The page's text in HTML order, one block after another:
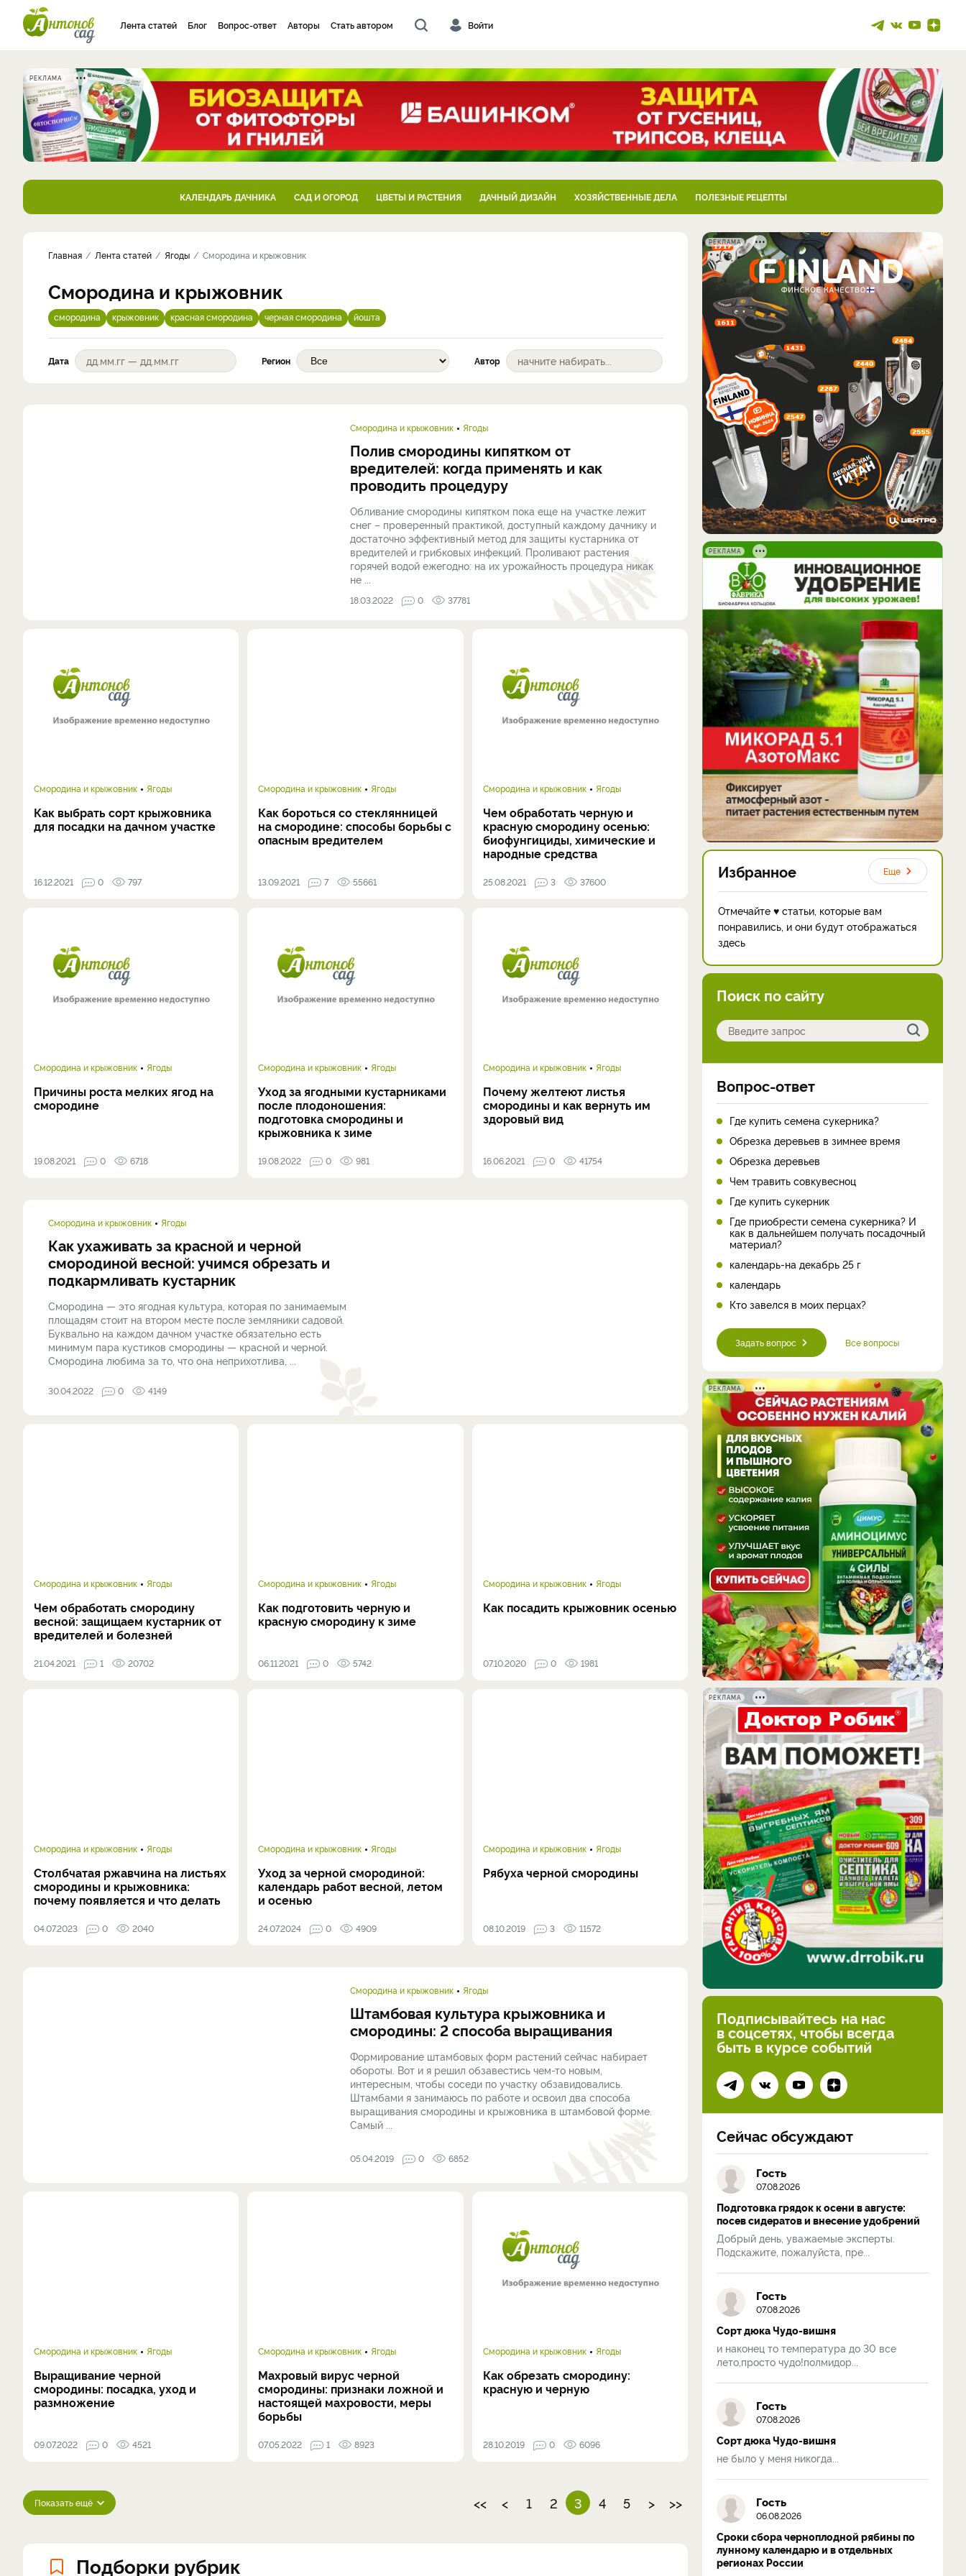
Лента статей Блог Вопрос-ответ Авторы Стать автором Войти
РЕКЛАМА
КАЛЕНДАРЬ ДАЧНИКА САД И ОГОРОД ЦВЕТЫ И РАСТЕНИЯ ДАЧНЫЙ ДИЗАЙН ХОЗЯЙСТВЕННЫЕ ДЕЛА ПОЛЕЗНЫЕ РЕЦЕПТЫ
Главная Лента статей Ягоды Смородина и крыжовник
Смородина и крыжовник
смородина крыжовник красная смородина черная смородина йошта
Дата Регион Автор
Смородина и крыжовник Ягоды
Полив смородины кипятком от
вредителей: когда применять и как
проводить процедуру
Обливание смородины кипятком пока еще на участке лежит
снег – проверенный практикой, доступный каждому дачнику и
достаточно эффективный метод для защиты кустарника от
вредителей и грибковых инфекций. Проливают растения
горячей водой ежегодно: на их урожайность процедура никак
не ...
18.03.2022 0 37781
Смородина и крыжовник Ягоды
Как выбрать сорт крыжовника
для посадки на дачном участке
16.12.2021 0 797
Смородина и крыжовник Ягоды
Как бороться со стеклянницей
на смородине: способы борьбы с
опасным вредителем
13.09.2021 7 55661
Смородина и крыжовник Ягоды
Чем обработать черную и
красную смородину осенью:
биофунгициды, химические и
народные средства
25.08.2021 3 37600
Смородина и крыжовник Ягоды
Причины роста мелких ягод на
смородине
19.08.2021 0 6718
Смородина и крыжовник Ягоды
Уход за ягодными кустарниками
после плодоношения:
подготовка смородины и
крыжовника к зиме
19.08.2022 0 981
Смородина и крыжовник Ягоды
Почему желтеют листья
смородины и как вернуть им
здоровый вид
16.06.2021 0 41754
Смородина и крыжовник Ягоды
Как ухаживать за красной и черной
смородиной весной: учимся обрезать и
подкармливать кустарник
Смородина — это ягодная культура, которая по занимаемым
площадям стоит на втором месте после земляники садовой.
Буквально на каждом дачном участке обязательно есть
минимум пара кустиков смородины — красной и черной.
Смородина любима за то, что она неприхотлива, ...
30.04.2022 0 4149
Смородина и крыжовник Ягоды
Чем обработать смородину
весной: защищаем кустарник от
вредителей и болезней
21.04.2021 1 20702
Смородина и крыжовник Ягоды
Как подготовить черную и
красную смородину к зиме
06.11.2021 0 5742
Смородина и крыжовник Ягоды
Как посадить крыжовник осенью
07.10.2020 0 1981
Смородина и крыжовник Ягоды
Столбчатая ржавчина на листьях
смородины и крыжовника:
почему появляется и что делать
04.07.2023 0 2040
Смородина и крыжовник Ягоды
Уход за черной смородиной:
календарь работ весной, летом
и осенью
24.07.2024 0 4909
Смородина и крыжовник Ягоды
Рябуха черной смородины
08.10.2019 3 11572
Смородина и крыжовник Ягоды
Штамбовая культура крыжовника и
смородины: 2 способа выращивания
Формирование штамбовых форм растений сейчас набирает
обороты. Вот и я решил обзавестись чем-то новым,
интересным, чтобы соседи по участку обзавидовались.
Штамбами я занимаюсь по работе и освоил два способа
выращивания смородины и крыжовника в штамбовой форме.
Самый ...
05.04.2019 0 6852
Смородина и крыжовник Ягоды
Выращивание черной
смородины: посадка, уход и
размножение
09.07.2022 0 4521
Смородина и крыжовник Ягоды
Махровый вирус черной
смородины: признаки ложной и
настоящей махровости, меры
борьбы
07.05.2022 1 8923
Смородина и крыжовник Ягоды
Как обрезать смородину:
красную и черную
28.10.2019 0 6096
Показать ещё << < 1 2 3 4 5 > >>
Подборки рубрик
РЕКЛАМА
РЕКЛАМА
Избранное Еще
Отмечайте ♥ статьи, которые вам
понравились, и они будут отображаться
здесь
Поиск по сайту
Вопрос-ответ
Где купить семена сукерника?
Обрезка деревьев в зимнее время
Обрезка деревьев
Чем травить совкувесноц
Где купить сукерник
Где приобрести семена сукерника? И
как в дальнейшем получать посадочный
материал?
календарь-на декабрь 25 г
календарь
Кто завелся в моих перцах?
Задать вопрос Все вопросы
РЕКЛАМА
РЕКЛАМА
Подписывайтесь на нас
в соцсетях, чтобы всегда
быть в курсе событий
Сейчас обсуждают
Гость
07.08.2026
Подготовка грядок к осени в августе:
посев сидератов и внесение удобрений
Добрый день, уважаемые эксперты.
Подскажите, пожалуйста, пре...
Гость
07.08.2026
Сорт дюка Чудо-вишня
и наконец то температура до 30 все
лето,просто чудо!полмидор...
Гость
07.08.2026
Сорт дюка Чудо-вишня
не было у меня никогда...
Гость
06.08.2026
Сроки сбора черноплодной рябины по
лунному календарю и в отдельных
регионах России